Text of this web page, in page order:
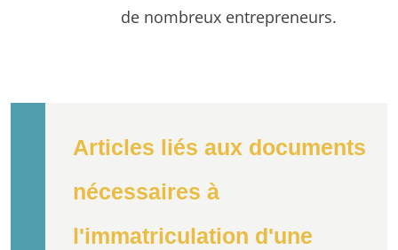
Articles liés aux documents
nécessaires à
l'immatriculation d'une
de nombreux entrepreneurs.